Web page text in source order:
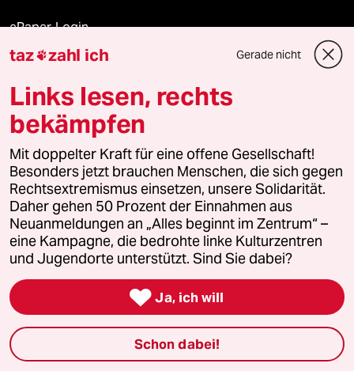
ePaper Login
Downloads für Abonnierende
© 2026 taz Verlags und Vertriebs GmbH
Alle Rechte vorbehalten. Bei rechtlichen Fragen oder für Genehmigungen
wenden Sie sich bitte an
lizenzen@taz.de
Feedback Redaktionsstatut Kommune-Richtlinien
Leitlinie Informant Datenschutz Impressum AGB
Seitenwende Einwilligungen widerrufen (Ads)
taz zahl ich Gerade nicht
Links lesen, rechts
bekämpfen
Mit doppelter Kraft für eine offene Gesellschaft!
Besonders jetzt brauchen Menschen, die sich gegen
Rechtsextremismus einsetzen, unsere Solidarität.
Daher gehen 50 Prozent der Einnahmen aus
Neuanmeldungen an „Alles beginnt im Zentrum“ –
eine Kampagne, die bedrohte linke Kulturzentren
und Jugendorte unterstützt. Sind Sie dabei?
 Ja, ich will
Schon dabei!